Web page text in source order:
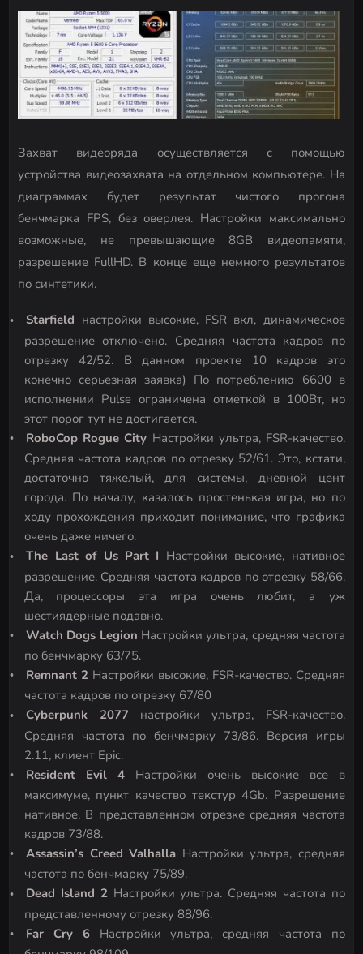
Захват видеоряда осуществляется с помощью
устройства видеозахвата на отдельном компьютере. На
диаграммах будет результат чистого прогона
бенчмарка FPS, без оверлея. Настройки максимально
возможные, не превышающие 8GB видеопамяти,
разрешение FullHD. В конце еще немного результатов
по синтетики.
Starfield настройки высокие, FSR вкл, динамическое
разрешение отключено. Средняя частота кадров по
отрезку 42/52. В данном проекте 10 кадров это
конечно серьезная заявка) По потреблению 6600 в
исполнении Pulse ограничена отметкой в 100Вт, но
этот порог тут не достигается.
RoboCop Rogue City Настройки ультра, FSR-качество.
Средняя частота кадров по отрезку 52/61. Это, кстати,
достаточно тяжелый, для системы, дневной цент
города. По началу, казалось простенькая игра, но по
ходу прохождения приходит понимание, что графика
очень даже ничего.
The Last of Us Part I Настройки высокие, нативное
разрешение. Средняя частота кадров по отрезку 58/66.
Да, процессоры эта игра очень любит, а уж
шестиядерные подавно.
Watch Dogs Legion Настройки ультра, средняя частота
по бенчмарку 63/75.
Remnant 2 Настройки высокие, FSR-качество. Средняя
частота кадров по отрезку 67/80
Cyberpunk 2077 настройки ультра, FSR-качество.
Средняя частота по бенчмарку 73/86. Версия игры
2.11, клиент Epic.
Resident
Evil 4 Настройки очень высокие все в
максимуме, пункт качество текстур 4Gb. Разрешение
нативное. В представленном отрезке средняя частота
кадров 73/88.
Assassin’s Creed Valhalla Настройки ультра, средняя
частота по бенчмарку 75/89.
Dead Island 2 Настройки ультра. Средняя частота по
представленному отрезку 88/96.
Far Cry 6 Настройки ультра, средняя частота по